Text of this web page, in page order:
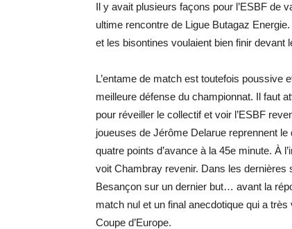
Il y avait plusieurs façons pour l’ESBF de
ultime rencontre de Ligue Butagaz
et les bisontines voulaient bien finir devant
L’entame de match est toutefois poussive
meilleure défense du championnat. Il faut
pour réveiller le collectif et voir l’ESBF
joueuses de Jérôme Delarue reprennent
quatre points d’avance à la 45e minute. À
voit Chambray revenir. Dans les
Besançon sur un dernier but… avant la
match nul et un final anecdotique qui a
Coupe d’Europe.